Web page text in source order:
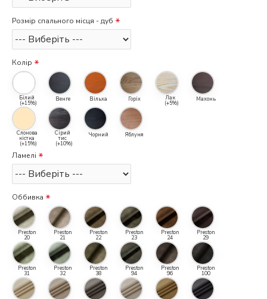
Розмір спального місця - дуб
Колір
Білий
(+15%)
Венге Вільха Горіх Лак
(+5%)
Махонь
Слонова
кістка
(+15%)
Сірий
тис
(+10%)
Чорний Яблуня
Ламелі
Оббивка
Preston
20
Preston
21
Preston
22
Preston
23
Preston
24
Preston
29
Preston
31
Preston
32
Preston
38
Preston
94
Preston
96
Preston
100